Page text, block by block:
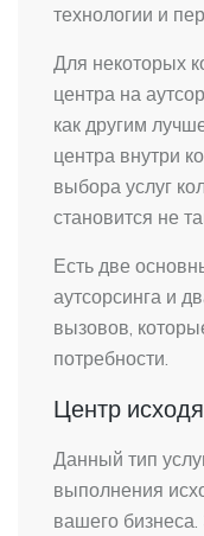
технологии и
Для некоторых
центра на
как другим
центра внутри
выбора услуг
становится не
Есть две
аутсорсинга и
вызовов,
потребности.
Центр
Данный тип
выполнения
вашего